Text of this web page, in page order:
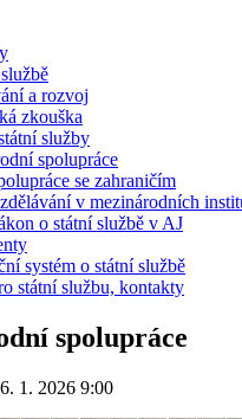
a rozvoj
zkouška
služby
spolupráce
se zahraničím
v mezinárodních
o státní službě v AJ
systém o státní službě
státní službu, kontakty
spolupráce
1. 2026 9:00